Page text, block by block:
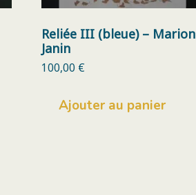
Reliée III (bleue) – Marion
Janin
100,00 €
Ajouter au panier